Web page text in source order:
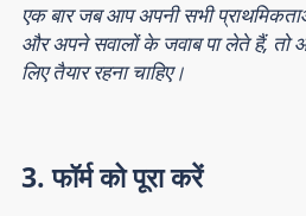
एक बार जब आप अपनी सभी
और अपने सवालों के जवाब पा लेते हैं, तो
लिए तैयार रहना चाहिए।
3. फॉर्म को पूरा करें